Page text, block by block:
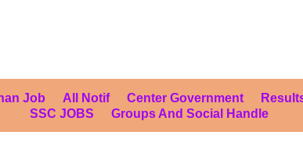
Job All Notif Center Government
SSC JOBS
Groups And Social Handle